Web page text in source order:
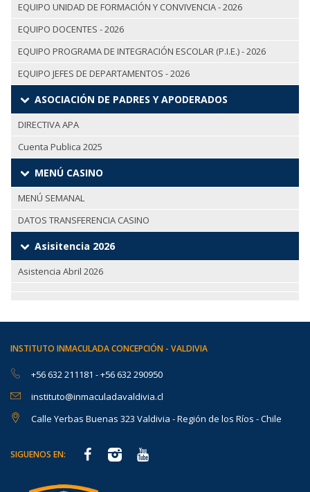
EQUIPO UNIDAD DE FORMACIÓN Y CONVIVENCIA - 2026
EQUIPO DOCENTES - 2026
EQUIPO PROGRAMA DE INTEGRACIÓN ESCOLAR (P.I.E.) - 2026
EQUIPO JEFES DE DEPARTAMENTOS - 2026
ASOCIACIÓN DE PADRES Y APODERADOS
DIRECTIVA APA
Cuenta Publica 2025
MENÚ CASINO
MENÚ SEMANAL
DATOS TRANSFERENCIA CASINO
Asisitencia 2026
Asistencia Abril 2026
INSTITUTO INMACULADA CONCEPCIÓN - VALDIVIA
+56 632 211181 -+56 632 290950
instituto@inmaculadavaldivia.cl
Calle Yerbas Buenas 323 Valdivia - Región de los Ríos - Chile
SIGUENOS EN: